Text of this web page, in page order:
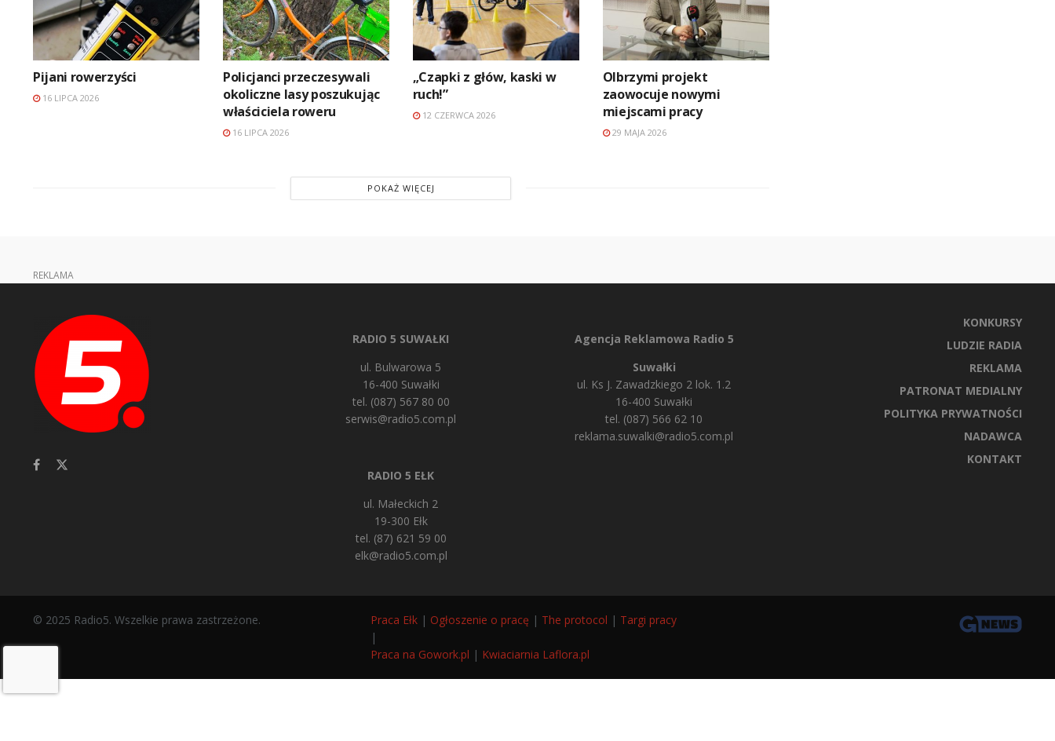
Pijani rowerzyści
16 LIPCA 2026
Policjanci przeczesywali
okoliczne lasy poszukując
właściciela roweru
16 LIPCA 2026
„Czapki z głów, kaski w
ruch!”
12 CZERWCA 2026
Olbrzymi projekt
zaowocuje nowymi
miejscami pracy
29 MAJA 2026
POKAŻ WIĘCEJ
REKLAMA
RADIO 5 SUWAŁKI
ul. Bulwarowa 5
16-400 Suwałki
tel. (087) 567 80 00
serwis@radio5.com.pl
RADIO 5 EŁK
ul. Małeckich 2
19-300 Ełk
tel. (87) 621 59 00
elk@radio5.com.pl
Agencja Reklamowa Radio 5
Suwałki
ul. Ks J. Zawadzkiego 2 lok. 1.2
16-400 Suwałki
tel. (087) 566 62 10
reklama.suwalki@radio5.com.pl
KONKURSY
LUDZIE RADIA
REKLAMA
PATRONAT MEDIALNY
POLITYKA PRYWATNOŚCI
NADAWCA
KONTAKT
© 2025 Radio5. Wszelkie prawa zastrzeżone. Praca Ełk | Ogłoszenie o pracę | The protocol | Targi pracy
|
Praca na Gowork.pl | Kwiaciarnia Laflora.pl